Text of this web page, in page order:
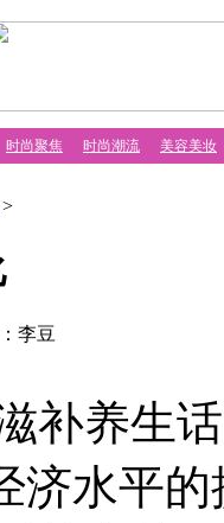
时尚聚焦 时尚潮流 美容美妆
>
李豆
养生话
济水平